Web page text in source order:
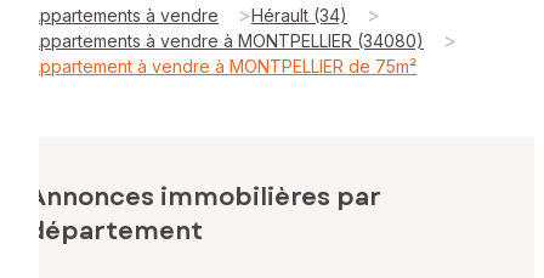
Appartements à vendre >Hérault (34) >
Appartements à vendre à MONTPELLIER (34080) >
Appartement à vendre à MONTPELLIER de 75m²
Annonces immobilières par
département